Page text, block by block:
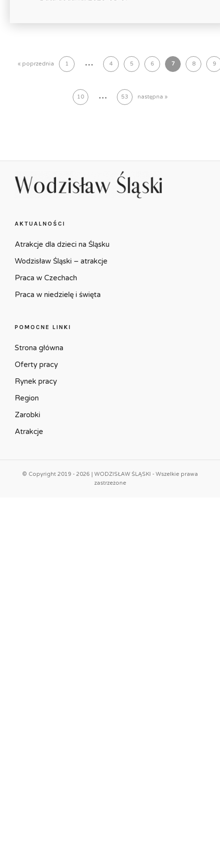
« poprzednia 1 ... 4 5 6 7 8 9
10 ... 53 następna »
AKTUALNOŚCI
Atrakcje dla dzieci na Śląsku
Wodzisław Śląski – atrakcje
Praca w Czechach
Praca w niedzielę i święta
POMOCNE LINKI
Strona główna
Oferty pracy
Rynek pracy
Region
Zarobki
Atrakcje
© Copyright 2019 - 2026 | WODZISŁAW ŚLĄSKI - Wszelkie prawa
zastrzeżone